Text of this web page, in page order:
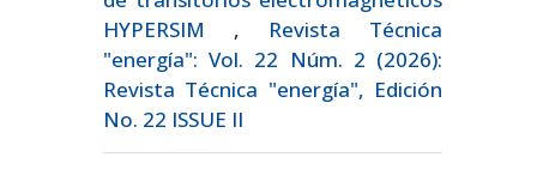
HYPERSIM , Revista Técnica
"energía": Vol. 22 Núm. 2 (2026):
Revista Técnica "energía", Edición
No. 22 ISSUE II